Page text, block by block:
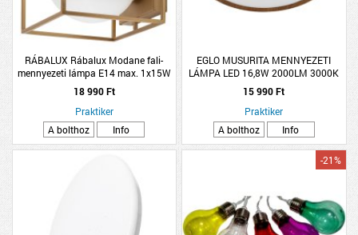
RÁBALUX Rábalux Modane fali-
mennyezeti lámpa E14 max. 1x15W
IP44 17x17cm arany
18 990 Ft
Praktiker
A bolthoz
Info
EGLO MUSURITA MENNYEZETI
LÁMPA LED 16,8W 2000LM 3000K
ÁTMÉRŐ:34CM FA/FEHÉR
15 990 Ft
Praktiker
A bolthoz
Info
-21%